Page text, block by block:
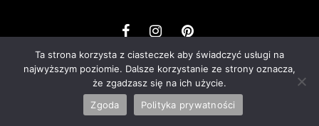
Ta strona korzysta z ciasteczek aby świadczyć usługi na
najwyższym poziomie. Dalsze korzystanie ze strony oznacza,
że zgadzasz się na ich użycie.
Zgoda
Polityka prywatności
o nas dostawa zwroty regulamin
polityka prywatności
kontakt